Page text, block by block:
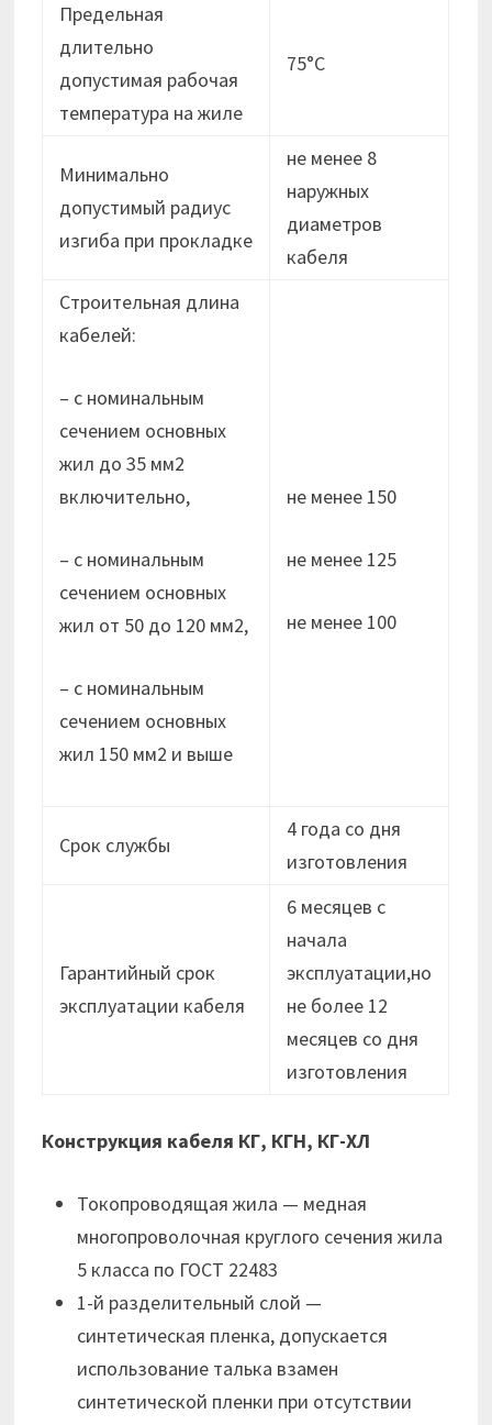
Предельная
длительно
допустимая рабочая
температура на жиле
75°С
Минимально
допустимый радиус
изгиба при прокладке
не менее 8
наружных
диаметров
кабеля
Строительная длина
кабелей:
– с номинальным
сечением основных
жил до 35 мм2
включительно,
– с номинальным
сечением основных
жил от 50 до 120 мм2,
– с номинальным
сечением основных
жил 150 мм2 и выше
не менее 150
не менее 125
не менее 100
Срок службы
4 года со дня
изготовления
Гарантийный срок
эксплуатации кабеля
6 месяцев с
начала
эксплуатации,но
не более 12
месяцев cо дня
изготовления
Конструкция кабеля КГ, КГН, КГ-ХЛ
Токопроводящая жила — медная
многопроволочная круглого сечения жила
5 класса по ГОСТ 22483
1-й разделительный слой —
синтетическая пленка, допускается
использование талька взамен
синтетической пленки при отсутствии